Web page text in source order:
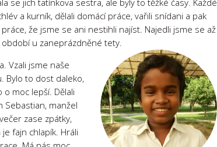
a kurník, dělali domácí práce, vařili snídani a pak
že jsme se ani nestihli najíst. Najedli jsme se až
u zaneprázdněné tety.
Vzali jsme naše
Bylo to dost daleko,
o moc lepší. Dělali
Sebastian, manžel
zase zpátky,
fajn chlapík. Hráli